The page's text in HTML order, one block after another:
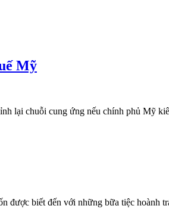
Mỹ
lại chuỗi cung ứng nếu chính phủ Mỹ
biết đến với những bữa tiệc hoành